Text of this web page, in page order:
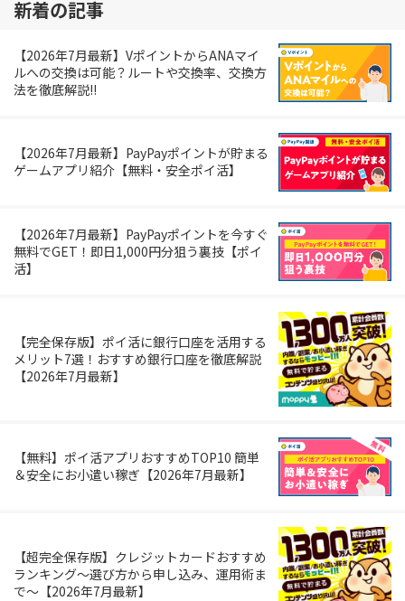
新着の記事
【2026年7月最新】VポイントからANAマイ
ルへの交換は可能？ルートや交換率、交換方
法を徹底解説!!
【2026年7月最新】PayPayポイントが貯まる
ゲームアプリ紹介【無料・安全ポイ活】
【2026年7月最新】PayPayポイントを今すぐ
無料でGET！即日1,000円分狙う裏技【ポイ
活】
【完全保存版】ポイ活に銀行口座を活用する
メリット7選！おすすめ銀行口座を徹底解説
【2026年7月最新】
【無料】ポイ活アプリおすすめTOP10 簡単
＆安全にお小遣い稼ぎ【2026年7月最新】
【超完全保存版】クレジットカードおすすめ
ランキング～選び方から申し込み、運用術ま
で～【2026年7月最新】